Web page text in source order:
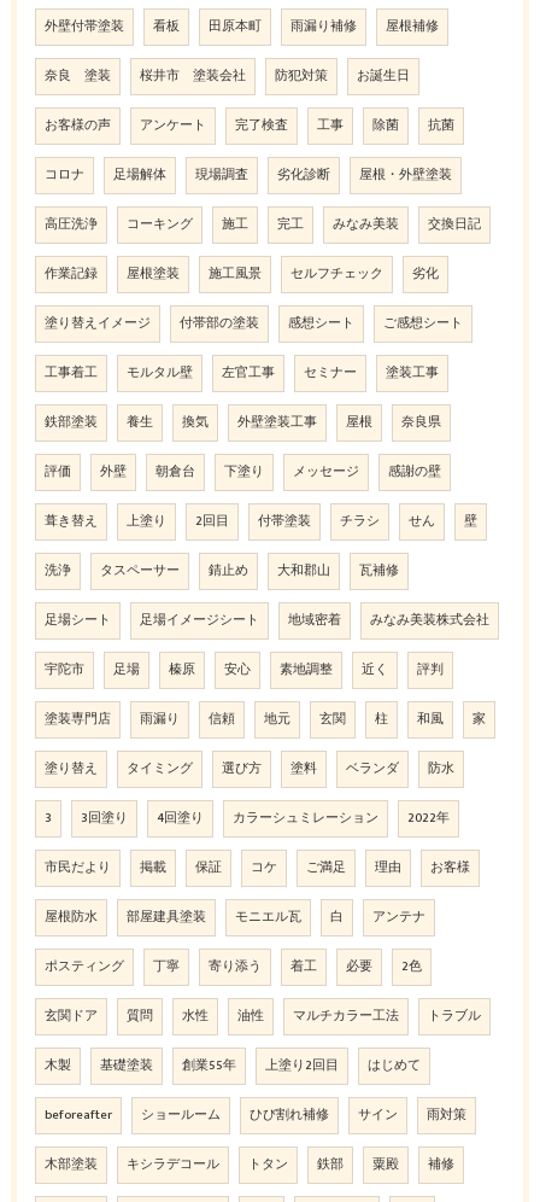
外壁付帯塗装 看板 田原本町 雨漏り補修 屋根補修
奈良 塗装 桜井市 塗装会社 防犯対策 お誕生日
お客様の声 アンケート 完了検査 工事 除菌 抗菌
コロナ 足場解体 現場調査 劣化診断 屋根・外壁塗装
高圧洗浄 コーキング 施工 完工 みなみ美装 交換日記
作業記録 屋根塗装 施工風景 セルフチェック 劣化
塗り替えイメージ 付帯部の塗装 感想シート ご感想シート
工事着工 モルタル壁 左官工事 セミナー 塗装工事
鉄部塗装 養生 換気 外壁塗装工事 屋根 奈良県
評価 外壁 朝倉台 下塗り メッセージ 感謝の壁
葺き替え 上塗り 2回目 付帯塗装 チラシ せん 壁
洗浄 タスペーサー 錆止め 大和郡山 瓦補修
足場シート 足場イメージシート 地域密着 みなみ美装株式会社
宇陀市 足場 榛原 安心 素地調整 近く 評判
塗装専門店 雨漏り 信頼 地元 玄関 柱 和風 家
塗り替え タイミング 選び方 塗料 ベランダ 防水
3 3回塗り 4回塗り カラーシュミレーション 2022年
市民だより 掲載 保証 コケ ご満足 理由 お客様
屋根防水 部屋建具塗装 モニエル瓦 白 アンテナ
ポスティング 丁寧 寄り添う 着工 必要 2色
玄関ドア 質問 水性 油性 マルチカラー工法 トラブル
木製 基礎塗装 創業55年 上塗り2回目 はじめて
beforeafter ショールーム ひび割れ補修 サイン 雨対策
木部塗装 キシラデコール トタン 鉄部 粟殿 補修